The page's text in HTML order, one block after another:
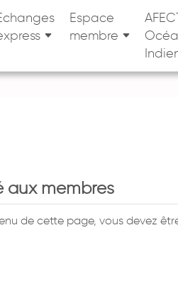
Espace
membre
aux membres
de cette page, vous devez